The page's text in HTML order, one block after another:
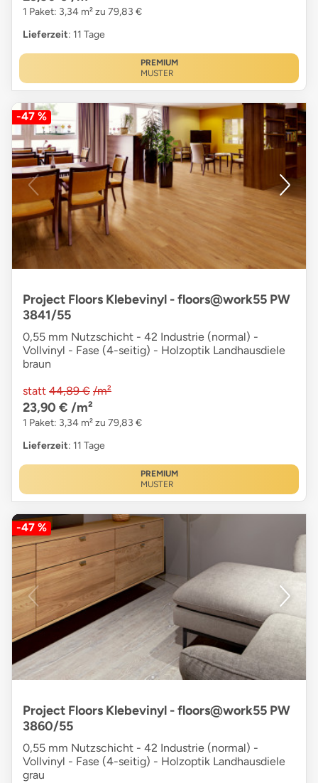
1 Paket: 3,34 m² zu 79,83 €
Lieferzeit: 11 Tage
PREMIUM
MUSTER
-47 %
Project Floors Klebevinyl - floors@work55 PW
3841/55
0,55 mm Nutzschicht - 42 Industrie (normal) -
Vollvinyl - Fase (4-seitig) - Holzoptik Landhausdiele
braun
statt 44,89 € /m²
23,90 € /m²
1 Paket: 3,34 m² zu 79,83 €
Lieferzeit: 11 Tage
PREMIUM
MUSTER
-47 %
Project Floors Klebevinyl - floors@work55 PW
3860/55
0,55 mm Nutzschicht - 42 Industrie (normal) -
Vollvinyl - Fase (4-seitig) - Holzoptik Landhausdiele
grau